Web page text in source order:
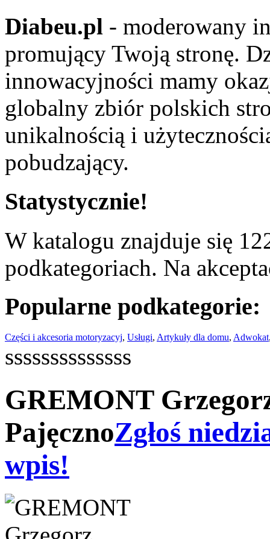
Diabeu.pl - moderowany
promujący Twoją stronę.
innowacyjności mamy
globalny zbiór polskich
unikalnością i
pobudzający.
Statystycznie!
W katalogu znajduje się
podkategoriach. Na
Popularne podkategorie:
Części i akcesoria motoryzacyj, Usługi, Artykuły dla domu, Adwokat
ssssssssssssss
GREMONT
PajęcznoZgłoś
wpis!